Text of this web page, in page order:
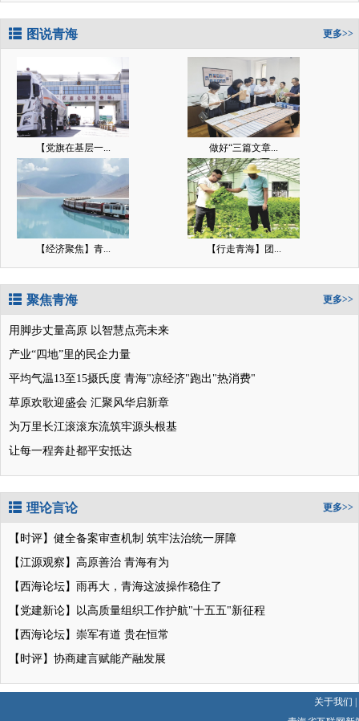
图说青海 更多>>
【党旗在基层一... 做好“三篇文章...
【经济聚焦】青... 【行走青海】团...
聚焦青海 更多>>
用脚步丈量高原 以智慧点亮未来
产业“四地”里的民企力量
平均气温13至15摄氏度 青海"凉经济"跑出"热消费"
草原欢歌迎盛会 汇聚风华启新章
为万里长江滚滚东流筑牢源头根基
让每一程奔赴都平安抵达
理论言论 更多>>
【时评】健全备案审查机制 筑牢法治统一屏障
【江源观察】高原善治 青海有为
【西海论坛】雨再大，青海这波操作稳住了
【党建新论】以高质量组织工作护航"十五五"新征程
【西海论坛】崇军有道 贵在恒常
【时评】协商建言赋能产融发展
关于我们